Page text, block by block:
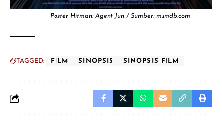
Poster Hitman: Agent Jun / Sumber: m.imdb.com
TAGGED: FILM SINOPSIS SINOPSIS FILM